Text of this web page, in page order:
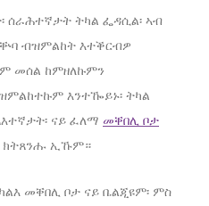
ሰራሕተኛታት ትካል ፌዳሲል፡ ኣብ
ብዝምልከት እተቕርብዎ
መሰል ከምዘለኩምን
እንተዀይኑ፡ ትካል
ናይ ፈለማ መቐበሊ ቦታ
ክትጸንሑ ኢኹም።
መቐበሊ ቦታ ናይ ቤልጂዩም፡ ምስ